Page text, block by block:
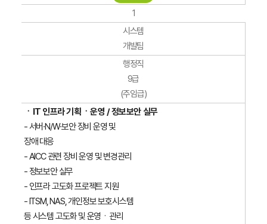
1
시스템
개발팀
행정직
9급
(주임급)
ㆍIT 인프라 기획ㆍ운영 / 정보보안 실무
- 서버·N/W·보안 장비 운영 및
장애 대응
- AICC 관련 장비 운영 및 변경관리
- 정보보안 실무
- 인프라 고도화 프로젝트 지원
- ITSM, NAS, 개인정보 보호시스템
등 시스템 고도화 및 운영ㆍ관리